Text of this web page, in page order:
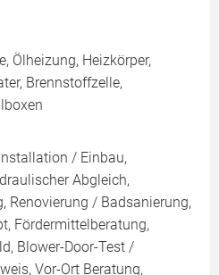
Ölheizung, Heizkörper,
Brennstoffzelle,
/ Einbau,
Abgleich,
Renovierung / Badsanierung,
Fördermittelberatung,
Blower-Door-Test /
Vor-Ort Beratung,